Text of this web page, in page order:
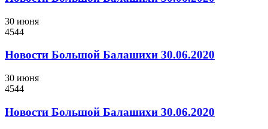
30 июня
4544
Новости Большой Балашихи 30.06.2020
30 июня
4544
Новости Большой Балашихи 30.06.2020